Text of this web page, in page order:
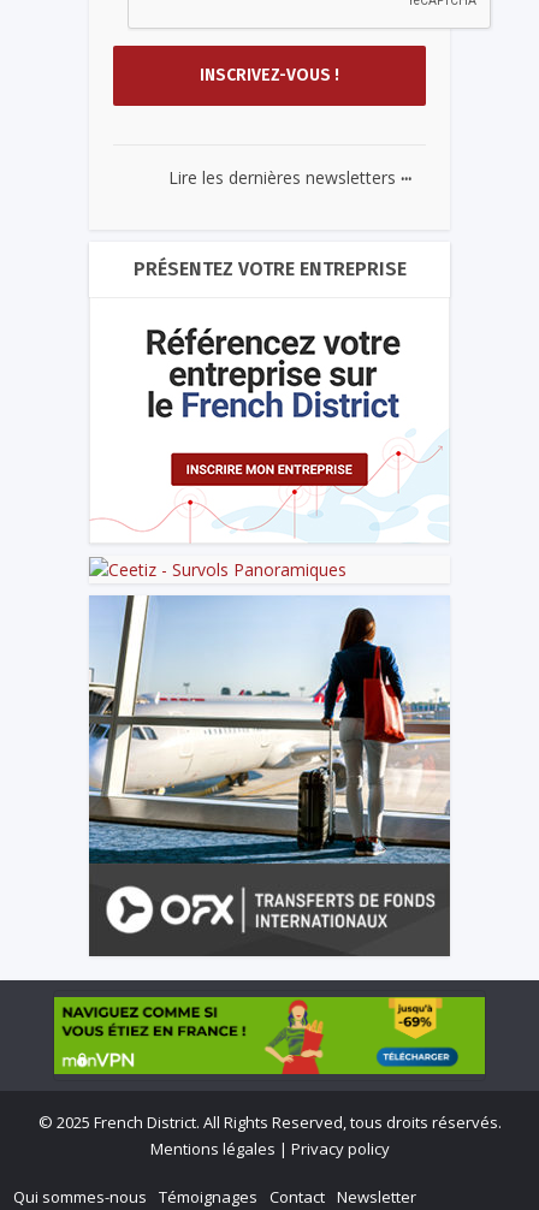
Lire les dernières newsletters ...
PRÉSENTEZ VOTRE ENTREPRISE
© 2025 French District. All Rights Reserved, tous droits réservés.
Mentions légales | Privacy policy
Qui sommes-nous Témoignages Contact Newsletter